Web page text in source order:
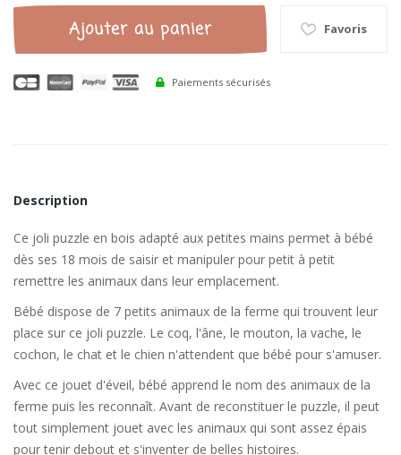
Ajouter au panier Favoris
Paiements sécurisés
Description
Ce joli puzzle en bois adapté aux petites mains permet à bébé
dès ses 18 mois de saisir et manipuler pour petit à petit
remettre les animaux dans leur emplacement.
Bébé dispose de 7 petits animaux de la ferme qui trouvent leur
place sur ce joli puzzle. Le coq, l'âne, le mouton, la vache, le
cochon, le chat et le chien n'attendent que bébé pour s'amuser.
Avec ce jouet d'éveil, bébé apprend le nom des animaux de la
ferme puis les reconnaît. Avant de reconstituer le puzzle, il peut
tout simplement jouet avec les animaux qui sont assez épais
pour tenir debout et s'inventer de belles histoires.